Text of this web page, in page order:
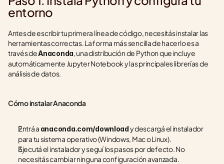
entorno
Antes de escribir tu primera línea de código, necesitás instalar las
herramientas correctas. La forma más sencilla de hacerlo es a
través de Anaconda, una distribución de Python que incluye
automáticamente Jupyter Notebook y las principales librerías de
análisis de datos.
Cómo instalar Anaconda
Entrá a anaconda.com/download y descargá el instalador
para tu sistema operativo (Windows, Mac o Linux).
Ejecutá el instalador y seguí los pasos por defecto. No
necesitás cambiar ninguna configuración avanzada.